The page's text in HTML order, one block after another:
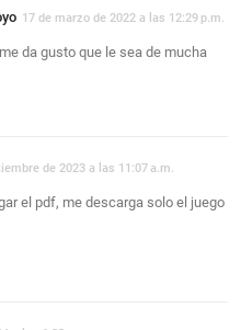
17 de marzo de 2022 a las 12:29 p.m.
da gusto que le sea de mucha
de 2023 a las 11:07 a.m.
el pdf, me descarga solo el juego